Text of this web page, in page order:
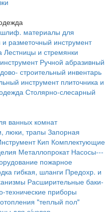
шлиф. материалы для
разметочный инструмент
Лестницы и стремянки
Ручной абразивный
строительный инвентарь
инструмент плиточника и
Столярно-слесарный
ванных комнат
люки, трапы Запорная
Кип Комплектующие
Металлопрокат Насосы---
пожарное
гибкая, шланги Предохр. и
Расширительные баки-
технические приборы
"теплый пол"